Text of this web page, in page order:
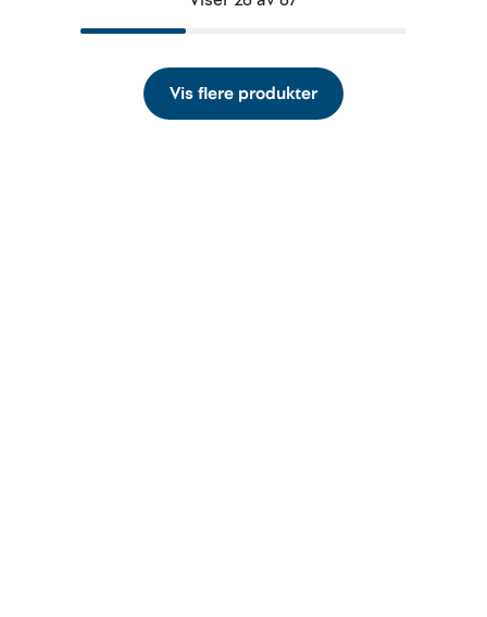
Vis flere produkter